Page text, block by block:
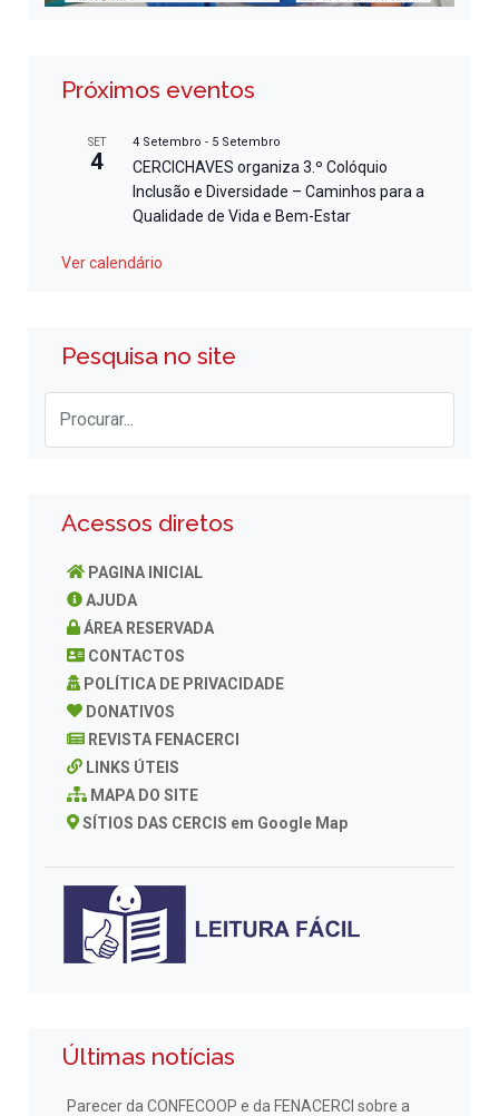
Próximos eventos
SET
4
4 Setembro - 5 Setembro
CERCICHAVES organiza 3.º Colóquio
Inclusão e Diversidade – Caminhos para a
Qualidade de Vida e Bem-Estar
Ver calendário
Pesquisa no site
Acessos diretos
PAGINA INICIAL
AJUDA
ÁREA RESERVADA
CONTACTOS
POLÍTICA DE PRIVACIDADE
DONATIVOS
REVISTA FENACERCI
LINKS ÚTEIS
MAPA DO SITE
SÍTIOS DAS CERCIS em Google Map
Últimas notícias
Parecer da CONFECOOP e da FENACERCI sobre a